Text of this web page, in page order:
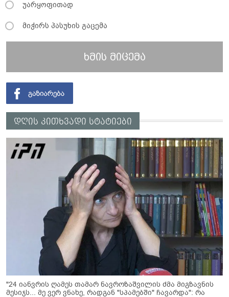
უარყოფითად
მიჭირს პასუხის გაცემა
ხმის მიცემა
დღის კითხვადი სტატიები
"24 იანვრის ღამეს თამარ ნავროზაშვილის ძმა მიგზავნის
მესიჯს... მე ვერ ვნახე, რადგან "სპამებში" ჩავარდა": რა